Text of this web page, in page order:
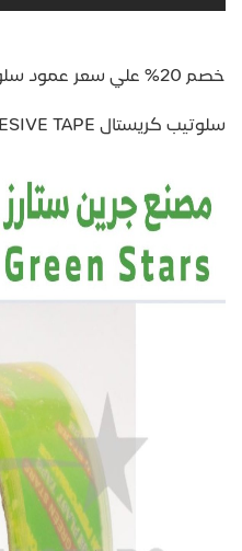
خصم 20% علي سعر عمود سلوتيب عريض (6 بكره)
سلوتيب كريستال CRYSTAL ADHESIVE TAPE